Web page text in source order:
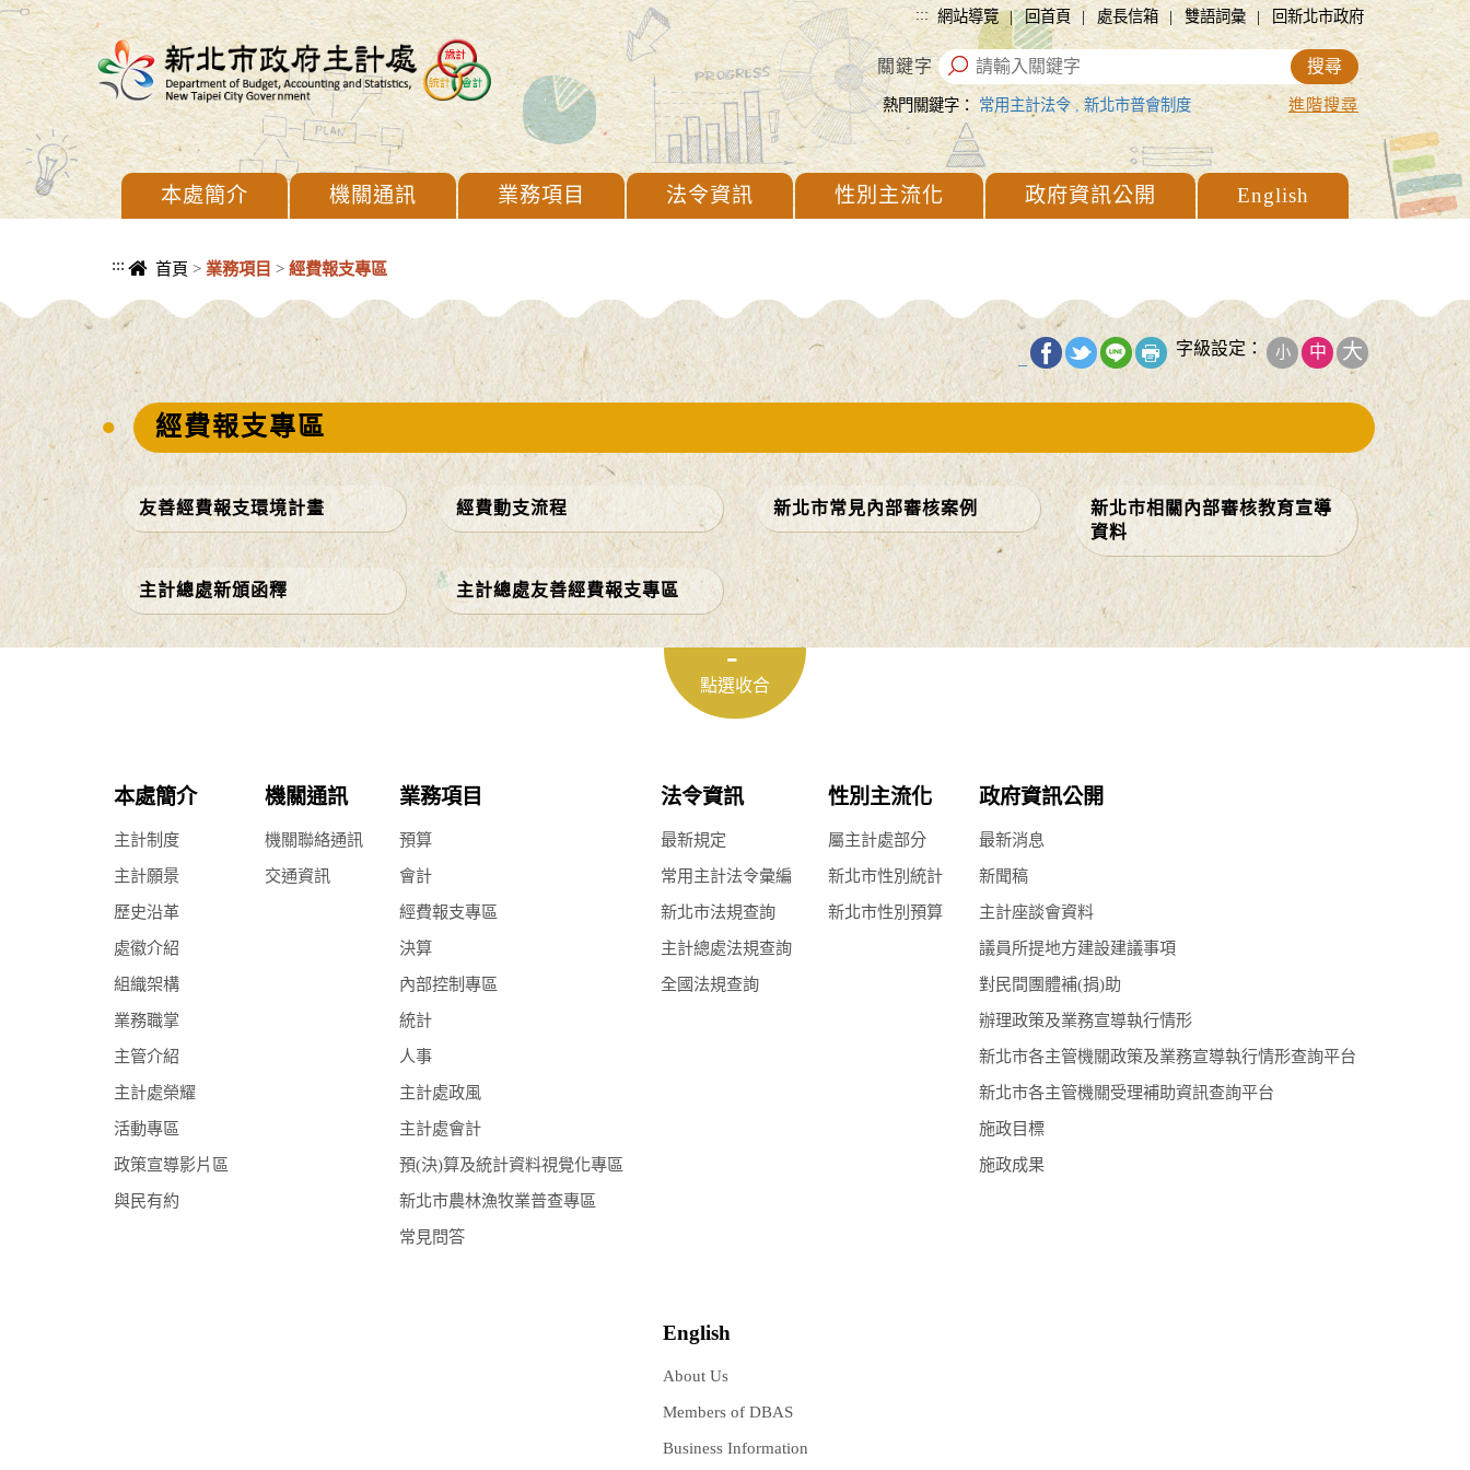
進入內容區塊 ::: 網站導覽 | 回首頁 | 處長信箱 | 雙語詞彙 | 回新北市政府
關鍵字
熱門關鍵字： 常用主計法令,新北市普會制度 進階搜尋
本處簡介 機關通訊 業務項目 法令資訊 性別主流化 政府資訊公開 English
::: 首頁 > 業務項目 > 經費報支專區
字級設定： 小 中 大
經費報支專區
友善經費報支環境計畫 經費動支流程 新北市常見內部審核案例
新北市相關內部審核教育宣導
資料
主計總處新頒函釋 主計總處友善經費報支專區
本處簡介
主計制度
主計願景
歷史沿革
處徽介紹
組織架構
業務職掌
主管介紹
主計處榮耀
活動專區
政策宣導影片區
與民有約
機關通訊
機關聯絡通訊
交通資訊
業務項目
預算
會計
經費報支專區
決算
內部控制專區
統計
人事
主計處政風
主計處會計
預(決)算及統計資料視覺化專區
新北市農林漁牧業普查專區
常見問答
法令資訊
最新規定
常用主計法令彙編
新北市法規查詢
主計總處法規查詢
全國法規查詢
性別主流化
屬主計處部分
新北市性別統計
新北市性別預算
政府資訊公開
最新消息
新聞稿
主計座談會資料
議員所提地方建設建議事項
對民間團體補(捐)助
辦理政策及業務宣導執行情形
新北市各主管機關政策及業務宣導執行情形查詢平台
新北市各主管機關受理補助資訊查詢平台
施政目標
施政成果
English
About Us
Members of DBAS
Business Information